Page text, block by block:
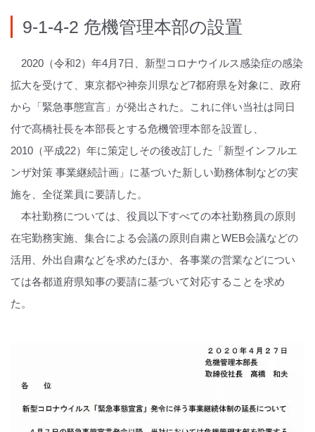
9-1-4-2 危機管理本部の設置
2020（令和2）年4月7日、新型コロナウイルス感染症の感染
拡大を受けて、東京都や神奈川県など7都府県を対象に、政府
から「緊急事態宣言」が発出された。これに伴い当社は同日
付で髙橋社長を本部長とする危機管理本部を設置し、
2010（平成22）年に策定しその後改訂した「新型インフルエ
ンザ対策 事業継続計画」に基づいた新しい勤務体制などの実
施を、全従業員に要請した。
本社勤務については、役員以下すべての本社勤務員の原則
在宅勤務実施、集合による会議の原則自粛とWEB会議などの
活用、外出自粛などを求めたほか、各事業の営業などについ
ては各都道府県知事の要請に基づいて対応することを求め
た。